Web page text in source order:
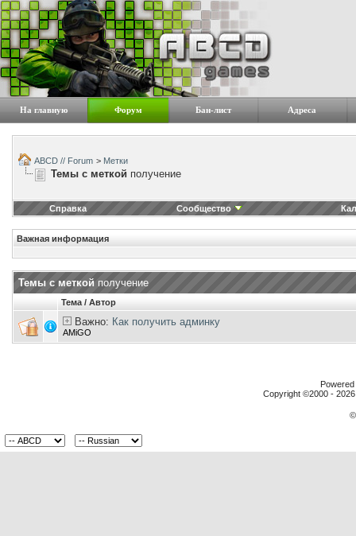
На главную Форум Бан-лист Адреса
ABCD // Forum > Метки
Темы с меткой получение
Справка Сообщество
Важная информация
Темы с меткой получение
Тема / Автор
Важно: Как получить админку
AMiGO
Copyright ©2000 -
©